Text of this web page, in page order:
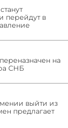
перейдут в
на
СНБ
выйти из
предлагает